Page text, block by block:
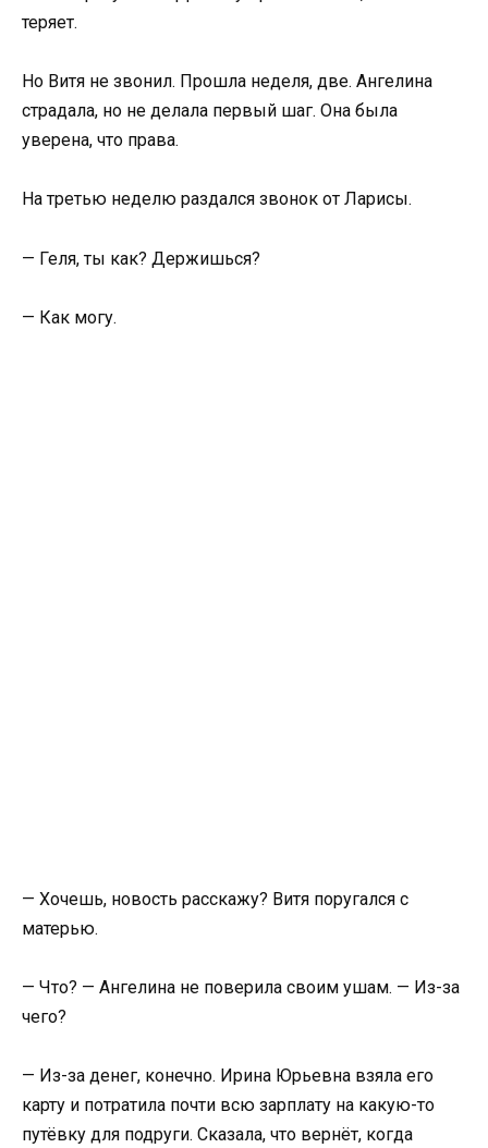
теряет.
Но Витя не звонил. Прошла неделя, две. Ангелина
страдала, но не делала первый шаг. Она была
уверена, что права.
На третью неделю раздался звонок от Ларисы.
— Геля, ты как? Держишься?
— Как могу.
— Хочешь, новость расскажу? Витя поругался с
матерью.
— Что? — Ангелина не поверила своим ушам. — Из-за
чего?
— Из-за денег, конечно. Ирина Юрьевна взяла его
карту и потратила почти всю зарплату на какую-то
путёвку для подруги. Сказала, что вернёт, когда